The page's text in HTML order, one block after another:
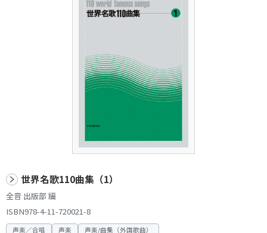
世界名歌110曲集（1）
全音 出版部 編
ISBN978-4-11-720021-8
声楽／合唱 声楽 声楽/曲集（外国歌曲）